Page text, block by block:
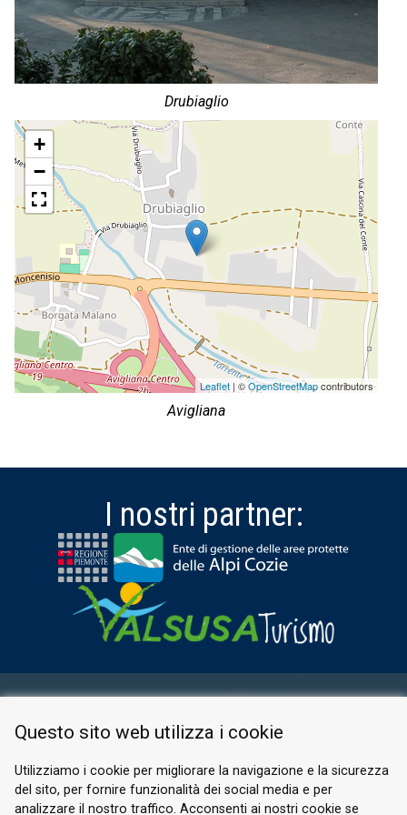
Drubiaglio
+
−
Leaflet | ©OpenStreetMapcontributors
Avigliana
I nostri partner:
PRIVACY POLICY
© 2026 Valle di Susa
Questo sito web utilizza i cookie
Utilizziamo i cookie per migliorare la navigazione e la sicurezza
del sito, per fornire funzionalità dei social media e per
analizzare il nostro traffico. Acconsenti ai nostri cookie se